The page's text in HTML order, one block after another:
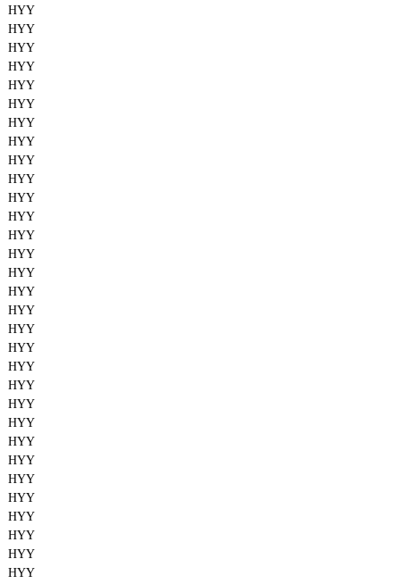
HYY
HYY
HYY
HYY
HYY
HYY
HYY
HYY
HYY
HYY
HYY
HYY
HYY
HYY
HYY
HYY
HYY
HYY
HYY
HYY
HYY
HYY
HYY
HYY
HYY
HYY
HYY
HYY
HYY
HYY
HYY